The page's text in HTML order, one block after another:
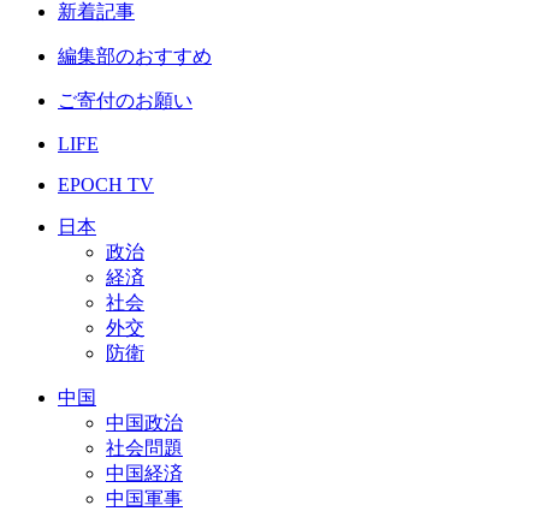
新着記事
編集部のおすすめ
ご寄付のお願い
LIFE
EPOCH TV
日本
政治
経済
社会
外交
防衛
中国
中国政治
社会問題
中国経済
中国軍事